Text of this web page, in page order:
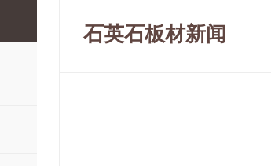
石英石板材新闻